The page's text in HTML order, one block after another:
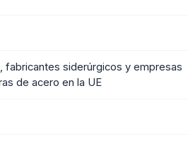
fabricantes siderúrgicos y empresas
de acero en la UE